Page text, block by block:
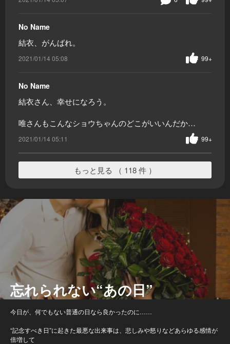
No Name
結衣、がんばれ。
2021/01/14 05:08 99+
No Name
結衣さん、幸せになろう。
唯さんもこんなショウちゃんのどこがいいんだか…
2021/01/14 05:11 99+
もっと見る （ 118 件 ）
忘れられない“あの日”
今日が、何でもない普通の日なら良かったのに……
“記念すべき日”に起きた最悪な出来事は、悲しみや怒りなどあらゆる感情が
倍増して